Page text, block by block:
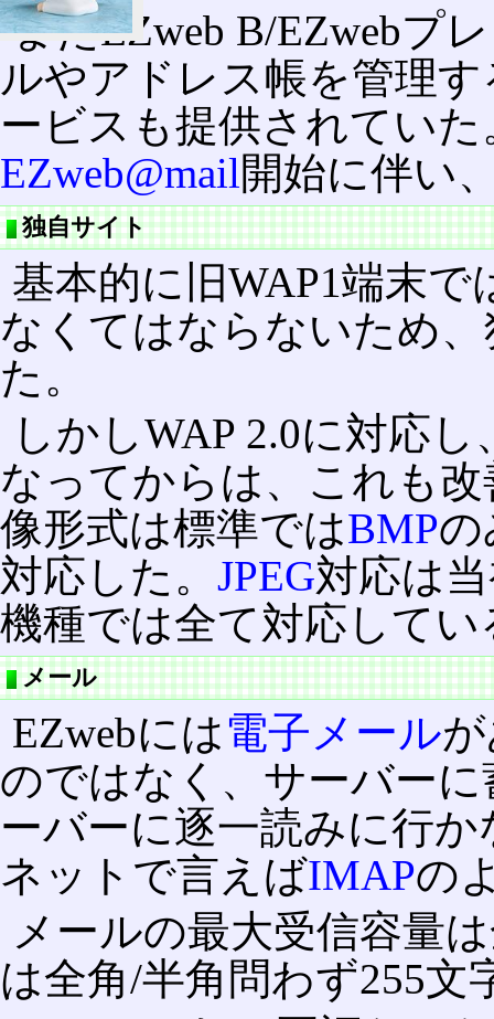
またEZweb B/EZwebプ
ルやアドレス帳を管理す
ービスも提供されてい
EZweb@mail開始に伴い
独自サイト
基本的に旧WAP1端末で
なくてはならないため
た。
しかしWAP 2.0に対応
なってからは、これも
像形式は標準ではBMPの
対応した。 JPEG対応は
機種では全て対応してい
メール
EZwebには電子メール
のではなく、サーバー
ーバーに逐一読みに行
ネットで言えばIMAPの
メールの最大受信容量
は全角/半角問わず255文